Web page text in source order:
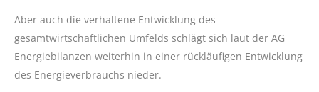
Aber auch die verhaltene Entwicklung des
gesamtwirtschaftlichen Umfelds schlägt sich laut der AG
Energiebilanzen weiterhin in einer rückläufigen Entwicklung
des Energieverbrauchs nieder.